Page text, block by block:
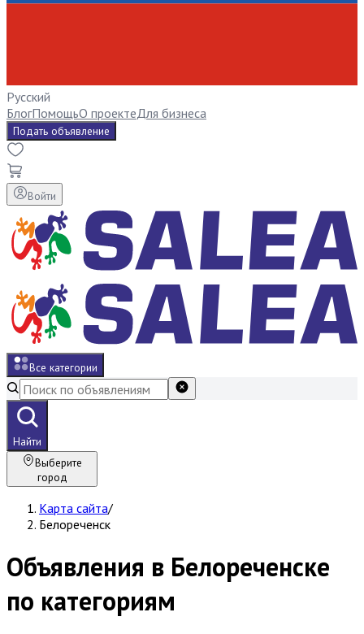
Русский
БлогПомощьО проектеДля бизнеса
Подать объявление
Войти
Все категории
Найти
Выберите
город
Карта сайта/
Белореченск
Объявления в Белореченске
по категориям